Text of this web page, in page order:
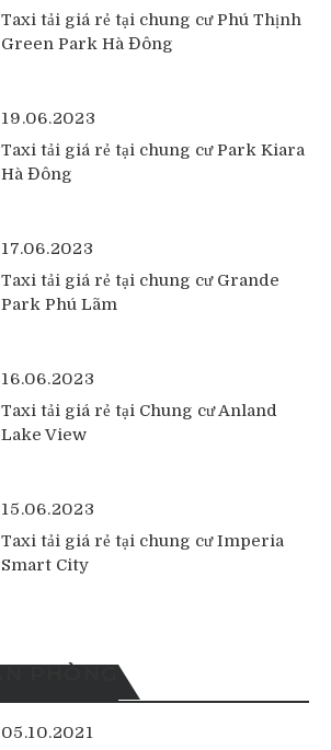
Taxi tải giá rẻ tại chung cư Phú Thịnh
Green Park Hà Đông
19.06.2023
Taxi tải giá rẻ tại chung cư Park Kiara
Hà Đông
17.06.2023
Taxi tải giá rẻ tại chung cư Grande
Park Phú Lãm
16.06.2023
Taxi tải giá rẻ tại Chung cư Anland
Lake View
15.06.2023
Taxi tải giá rẻ tại chung cư Imperia
Smart City
05.10.2021